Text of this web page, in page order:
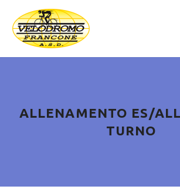
ALLENAMENTO ES/
TURNO